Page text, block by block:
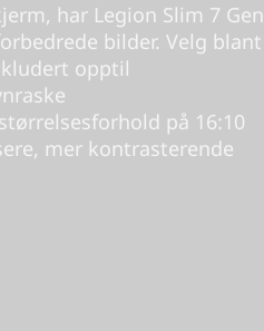
har Legion Slim 7 Gen
bilder. Velg blant
opptil
på 16:10
mer kontrasterende